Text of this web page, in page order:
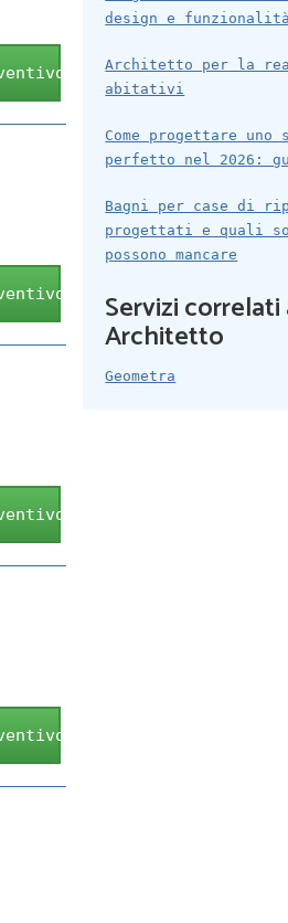
design e funzionalità
Architetto per la
abitativi
Come progettare
perfetto nel 2026:
Bagni per case di
progettati e quali
possono mancare
Servizi
Architetto
Geometra